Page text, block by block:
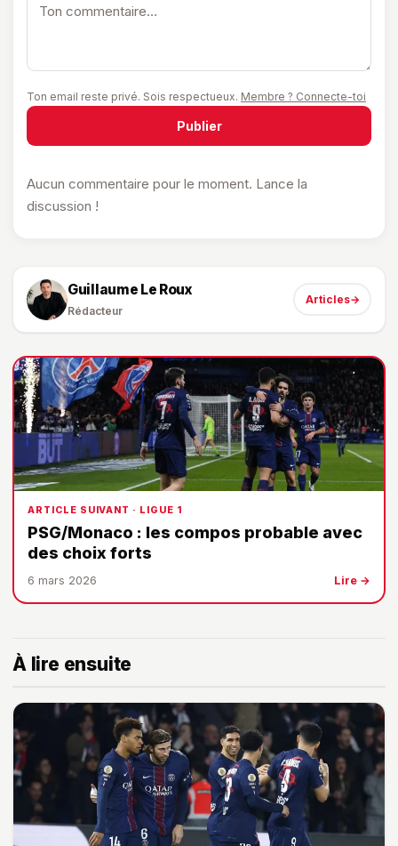
Ton email reste privé. Sois respectueux. Membre ? Connecte-toi
Publier
Aucun commentaire pour le moment. Lance la
discussion !
Guillaume Le Roux
Rédacteur
Articles→
ARTICLE SUIVANT · LIGUE 1
PSG/Monaco : les compos probable avec
des choix forts
6 mars 2026 Lire →
À lire ensuite